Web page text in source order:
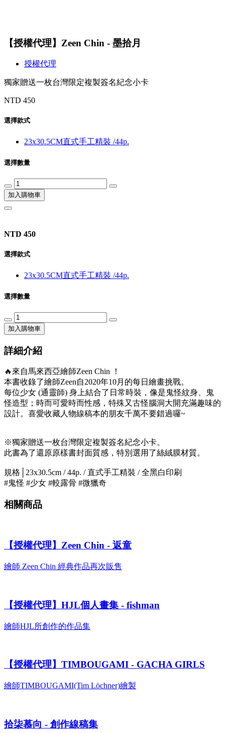
【授權代理】Zeen Chin - 墨拾月
授權代理
獨家贈送一枚台灣限定複製簽名紀念小卡
NTD 450
選擇款式
23x30.5CM直式手工精裝 /44p.
選擇數量
加入購物車
NTD 450
選擇款式
23x30.5CM直式手工精裝 /44p.
選擇數量
加入購物車
詳細介紹
🔥來自馬來西亞繪師Zeen Chin ！
本書收錄了繪師Zeen自2020年10月的每日繪畫挑戰。
每位少女 (通靈師) 身上結合了日常時裝，像是鬼怪紋身、鬼
怪造型；時而可愛時而性感，特殊又古怪腦洞大開充滿趣味的
設計。喜愛收藏人物線稿本的朋友千萬不要錯過囉~
※獨家贈送一枚台灣限定複製簽名紀念小卡。
此書為了還原原樣書封面質感，特別選用了絲絨膜材質。
規格│23x30.5cm / 44p. / 直式手工精裝 / 全黑白印刷
#鬼怪 #少女 #較露骨 #微獵奇
相關商品
【授權代理】Zeen Chin - 返童
繪師 Zeen Chin 經典作品再次販售
【授權代理】HJL個人畫集 - fishman
繪師HJL所創作的作品集
【授權代理】TIMBOUGAMI - GACHA GIRLS
繪師TIMBOUGAMI(Tim Löchner)繪製
拾柒慕向 - 創作線稿集